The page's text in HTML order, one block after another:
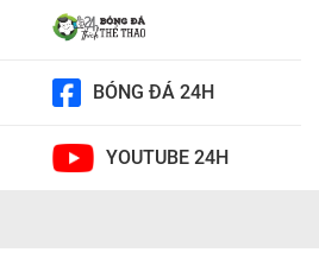
BÓNG ĐÁ 24H
YOUTUBE 24H